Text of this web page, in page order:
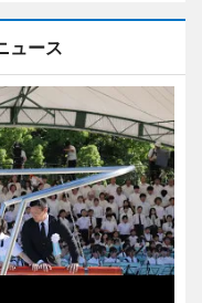
ュース